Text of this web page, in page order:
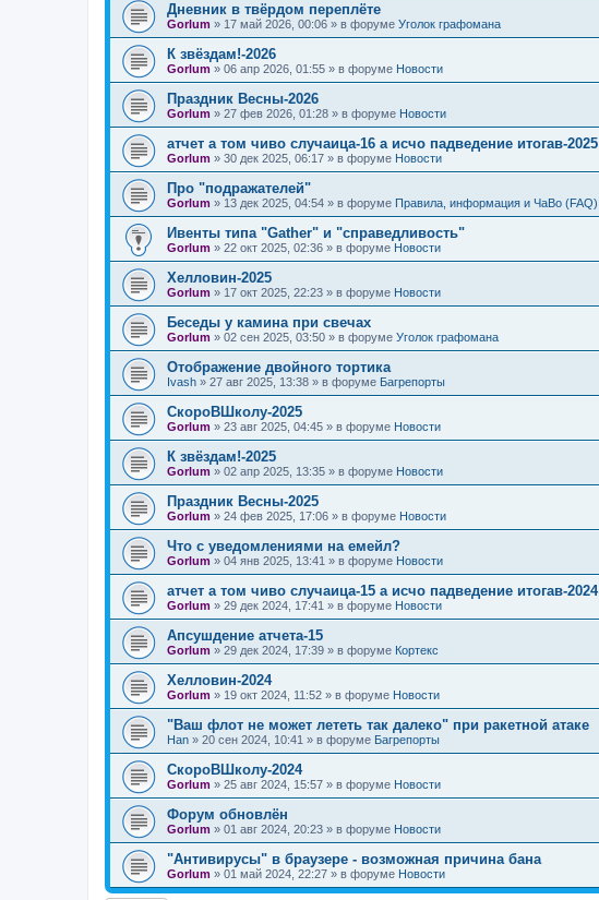
Дневник в твёрдом переплёте
Gorlum » 17 май 2026, 00:06 » в форуме Уголок графомана
К звёздам!-2026
Gorlum » 06 апр 2026, 01:55 » в форуме Новости
Праздник Весны-2026
Gorlum » 27 фев 2026, 01:28 » в форуме Новости
атчет а том чиво случаица-16 а исчо падведение итогав-2025
Gorlum » 30 дек 2025, 06:17 » в форуме Новости
Про "подражателей"
Gorlum » 13 дек 2025, 04:54 » в форуме Правила, информация и ЧаВо (FAQ)
Ивенты типа "Gather" и "справедливость"
Gorlum » 22 окт 2025, 02:36 » в форуме Новости
Хелловин-2025
Gorlum » 17 окт 2025, 22:23 » в форуме Новости
Беседы у камина при свечах
Gorlum » 02 сен 2025, 03:50 » в форуме Уголок графомана
Отображение двойного тортика
Ivash » 27 авг 2025, 13:38 » в форуме Багрепорты
СкороВШколу-2025
Gorlum » 23 авг 2025, 04:45 » в форуме Новости
К звёздам!-2025
Gorlum » 02 апр 2025, 13:35 » в форуме Новости
Праздник Весны-2025
Gorlum » 24 фев 2025, 17:06 » в форуме Новости
Что с уведомлениями на емейл?
Gorlum » 04 янв 2025, 13:41 » в форуме Новости
атчет а том чиво случаица-15 а исчо падведение итогав-2024
Gorlum » 29 дек 2024, 17:41 » в форуме Новости
Апсушдение атчета-15
Gorlum » 29 дек 2024, 17:39 » в форуме Кортекс
Хелловин-2024
Gorlum » 19 окт 2024, 11:52 » в форуме Новости
"Ваш флот не может лететь так далеко" при ракетной атаке
Han » 20 сен 2024, 10:41 » в форуме Багрепорты
СкороВШколу-2024
Gorlum » 25 авг 2024, 15:57 » в форуме Новости
Форум обновлён
Gorlum » 01 авг 2024, 20:23 » в форуме Новости
"Антивирусы" в браузере - возможная причина бана
Gorlum » 01 май 2024, 22:27 » в форуме Новости